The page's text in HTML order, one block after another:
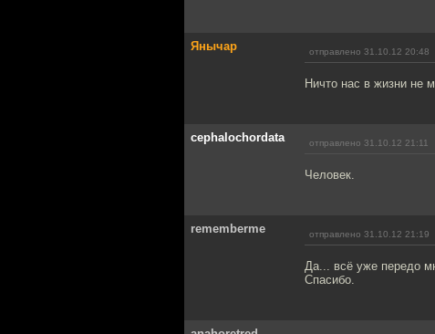
Янычар отправлено 31.10.12 20:48
Ничто нас в жизни не
cephalochordata отправлено 31.10.12 21:11
Человек.
rememberme отправлено 31.10.12 21:19
Да... всё уже передо
Спасибо.